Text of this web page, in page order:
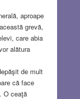
aproape
grevă,
care abia
alătura
de mult
că face
O ceaţă